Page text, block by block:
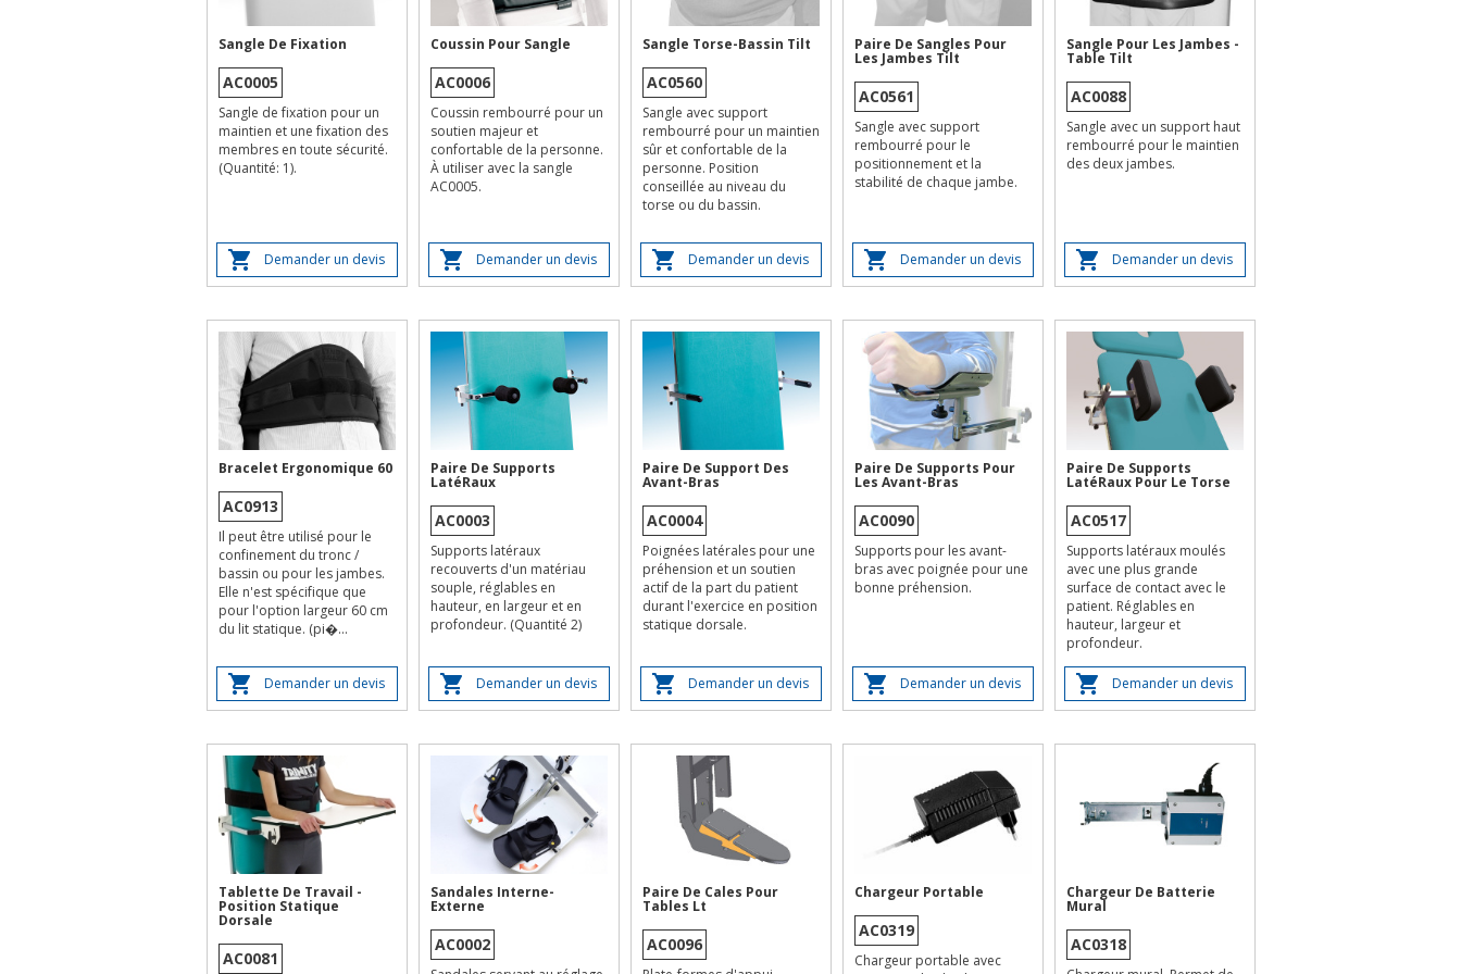
Sangle De Fixation
AC0005
Sangle de fixation pour un
maintien et une fixation des
membres en toute sécurité.
(Quantité: 1).
Demander un devis
Coussin Pour Sangle
AC0006
Coussin rembourré pour un
soutien majeur et
confortable de la personne.
À utiliser avec la sangle
AC0005.
Demander un devis
Sangle Torse-Bassin Tilt
AC0560
Sangle avec support
rembourré pour un maintien
sûr et confortable de la
personne. Position
conseillée au niveau du
torse ou du bassin.
Demander un devis
Paire De Sangles Pour
Les Jambes Tilt
AC0561
Sangle avec support
rembourré pour le
positionnement et la
stabilité de chaque jambe.
Demander un devis
Sangle Pour Les Jambes -
Table Tilt
AC0088
Sangle avec un support haut
rembourré pour le maintien
des deux jambes.
Demander un devis
Bracelet Ergonomique 60
AC0913
Il peut être utilisé pour le
confinement du tronc /
bassin ou pour les jambes.
Elle n'est spécifique que
pour l'option largeur 60 cm
du lit statique. (pi�...
Demander un devis
Paire De Supports
LatéRaux
AC0003
Supports latéraux
recouverts d'un matériau
souple, réglables en
hauteur, en largeur et en
profondeur. (Quantité 2)
Demander un devis
Paire De Support Des
Avant-Bras
AC0004
Poignées latérales pour une
préhension et un soutien
actif de la part du patient
durant l'exercice en position
statique dorsale.
Demander un devis
Paire De Supports Pour
Les Avant-Bras
AC0090
Supports pour les avant-
bras avec poignée pour une
bonne préhension.
Demander un devis
Paire De Supports
LatéRaux Pour Le Torse
AC0517
Supports latéraux moulés
avec une plus grande
surface de contact avec le
patient. Réglables en
hauteur, largeur et
profondeur.
Demander un devis
Tablette De Travail -
Position Statique
Dorsale
AC0081
Sandales Interne-
Externe
AC0002
Paire De Cales Pour
Tables Lt
AC0096
Chargeur Portable
AC0319
Chargeur portable avec
Chargeur De Batterie
Mural
AC0318